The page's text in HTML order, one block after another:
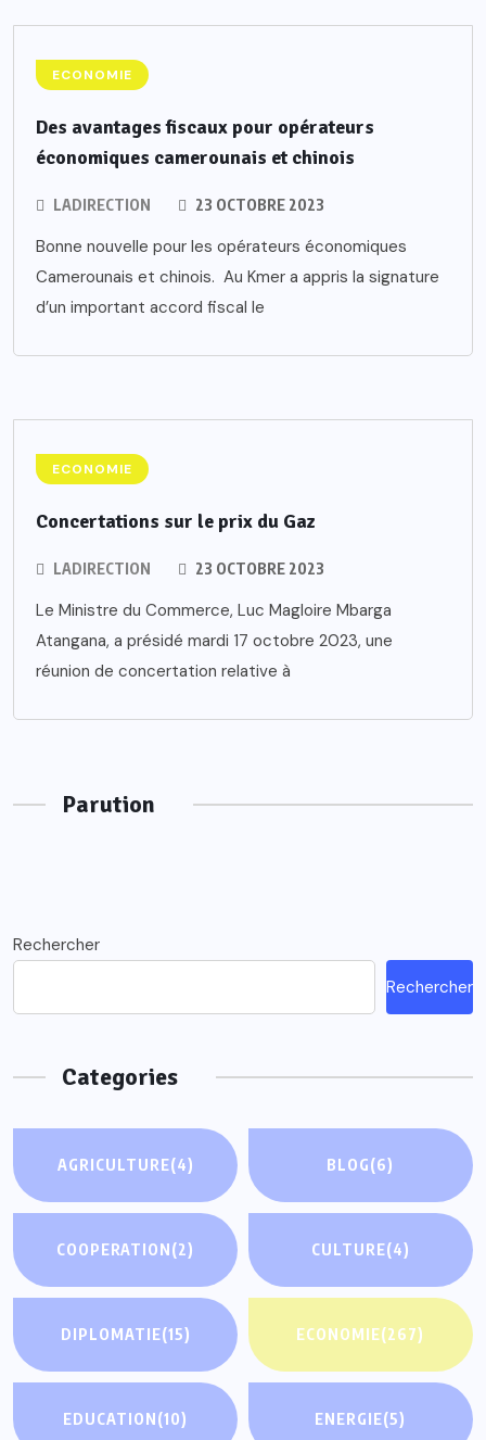
ECONOMIE
Des avantages fiscaux pour opérateurs
économiques camerounais et chinois
LADIRECTION 23 OCTOBRE 2023
Bonne nouvelle pour les opérateurs économiques
Camerounais et chinois. Au Kmer a appris la signature
d’un important accord fiscal le
ECONOMIE
Concertations sur le prix du Gaz
LADIRECTION 23 OCTOBRE 2023
Le Ministre du Commerce, Luc Magloire Mbarga
Atangana, a présidé mardi 17 octobre 2023, une
réunion de concertation relative à
Parution
Rechercher
Rechercher
Categories
AGRICULTURE(4) BLOG(6)
COOPERATION(2) CULTURE(4)
DIPLOMATIE(15) ECONOMIE(267)
EDUCATION(10) ENERGIE(5)